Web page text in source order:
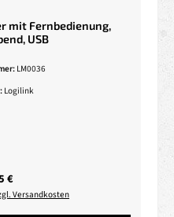
mit Fernbedienung,
USB
LM0036
Logilink
Preis:
€
Versandkosten